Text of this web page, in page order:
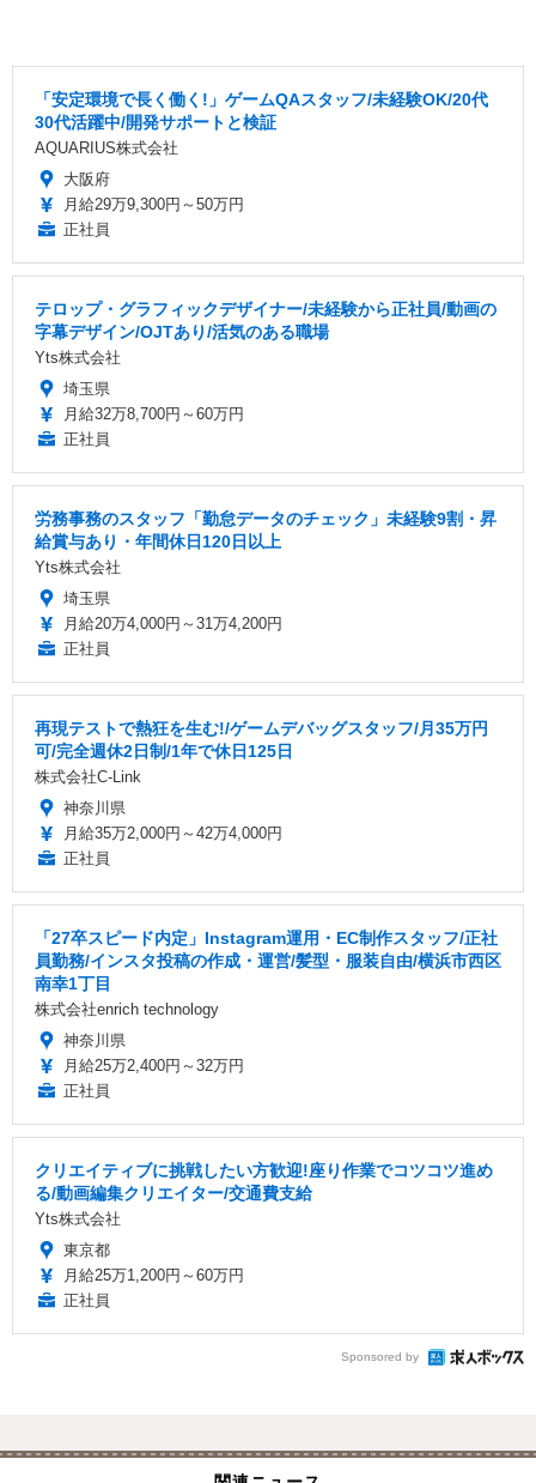
「安定環境で長く働く!」ゲームQAスタッフ/未経験OK/20代
30代活躍中/開発サポートと検証
AQUARIUS株式会社
大阪府
月給29万9,300円～50万円
正社員
テロップ・グラフィックデザイナー/未経験から正社員/動画の
字幕デザイン/OJTあり/活気のある職場
Yts株式会社
埼玉県
月給32万8,700円～60万円
正社員
労務事務のスタッフ「勤怠データのチェック」未経験9割・昇
給賞与あり・年間休日120日以上
Yts株式会社
埼玉県
月給20万4,000円～31万4,200円
正社員
再現テストで熱狂を生む!/ゲームデバッグスタッフ/月35万円
可/完全週休2日制/1年で休日125日
株式会社C-Link
神奈川県
月給35万2,000円～42万4,000円
正社員
「27卒スピード内定」Instagram運用・EC制作スタッフ/正社
員勤務/インスタ投稿の作成・運営/髪型・服装自由/横浜市西区
南幸1丁目
株式会社enrich technology
神奈川県
月給25万2,400円～32万円
正社員
クリエイティブに挑戦したい方歓迎!座り作業でコツコツ進め
る/動画編集クリエイター/交通費支給
Yts株式会社
東京都
月給25万1,200円～60万円
正社員
Sponsored by